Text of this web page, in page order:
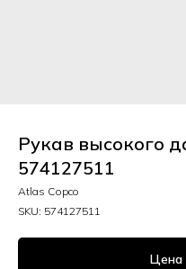
Рукав высокого
574127511
Atlas Copco
SKU: 574127511
Цена